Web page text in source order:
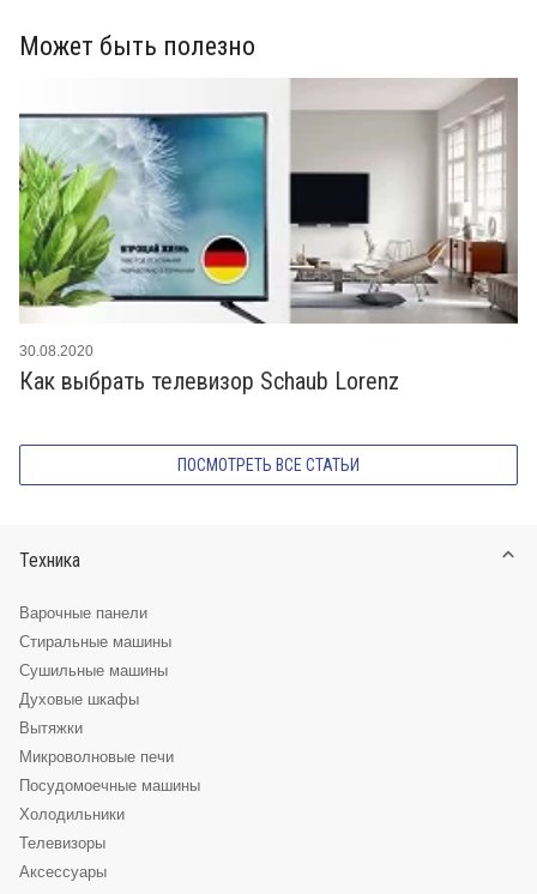
Может быть полезно
ПОСМОТРЕТЬ ВСЕ СТАТЬИ
Как выбрать телевизор Schaub Lorenz
30.08.2020
Техника
Варочные панели
Стиральные машины
Сушильные машины
Духовые шкафы
Вытяжки
Микроволновые печи
Посудомоечные машины
Холодильники
Телевизоры
Аксессуары